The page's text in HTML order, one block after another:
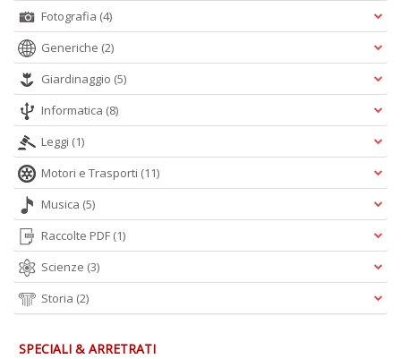
Fotografia (4)
Generiche (2)
Giardinaggio (5)
Informatica (8)
Leggi (1)
Motori e Trasporti (11)
Musica (5)
Raccolte PDF (1)
Scienze (3)
Storia (2)
SPECIALI & ARRETRATI